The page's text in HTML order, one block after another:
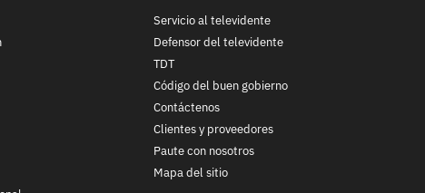
Servicio al televidente
Defensor del televidente
TDT
Código del buen gobierno
Contáctenos
Clientes y proveedores
Paute con nosotros
Mapa del sitio